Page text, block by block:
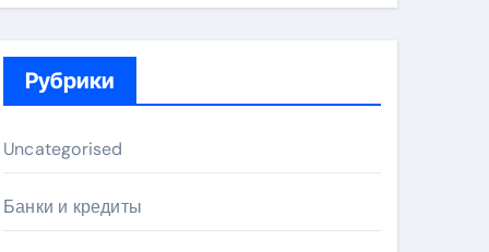
Рубрики
Uncategorised
Банки и кредиты